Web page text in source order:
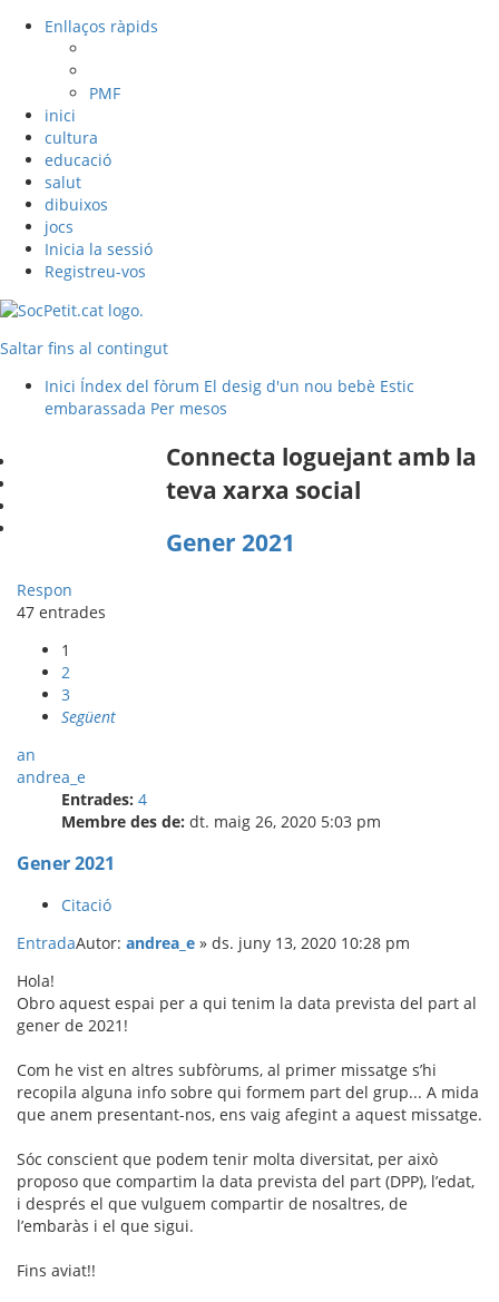
Enllaços ràpids
PMF
inici
cultura
educació
salut
dibuixos
jocs
Inicia la sessió
Registreu-vos
Saltar fins al contingut
Inici Índex del fòrum El desig d'un nou bebè Estic
embarassada Per mesos
Connecta loguejant amb la
teva xarxa social
Gener 2021
Respon
47 entrades
1
2
3
Següent
an
andrea_e
Entrades: 4
Membre des de: dt. maig 26, 2020 5:03 pm
Gener 2021
Citació
EntradaAutor: andrea_e » ds. juny 13, 2020 10:28 pm
Hola!
Obro aquest espai per a qui tenim la data prevista del part al
gener de 2021!
Com he vist en altres subfòrums, al primer missatge s’hi
recopila alguna info sobre qui formem part del grup... A mida
que anem presentant-nos, ens vaig afegint a aquest missatge.
Sóc conscient que podem tenir molta diversitat, per això
proposo que compartim la data prevista del part (DPP), l’edat,
i després el que vulguem compartir de nosaltres, de
l’embaràs i el que sigui.
Fins aviat!!